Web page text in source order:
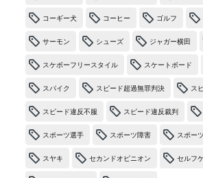
コーギー犬 コーヒー ゴルフ
サーモン シューズ ジャガー横田
スケボーフリースタイル スケートボード
スパイク スピード超過無罪判決 ス
スピード違反不服 スピード違反裁判
スポーツ選手 スポーツ障害 スポー
スヤキ セカンドオピニオン セルフ